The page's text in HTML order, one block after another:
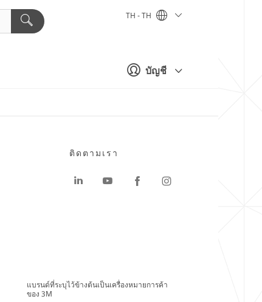
บัญชี
TH - TH
ติดตามเรา
แบรนด์ที่ระบุไว้ข้างต้นเป็นเครื่องหมายการค้า
ของ 3M